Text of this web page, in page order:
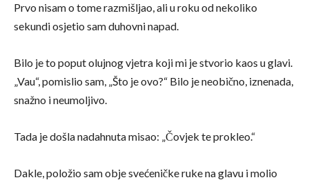
Prvo nisam o tome razmišljao, ali u roku od nekoliko
sekundi osjetio sam duhovni napad.
Bilo je to poput olujnog vjetra koji mi je stvorio kaos u glavi.
„Vau“, pomislio sam, „Što je ovo?“ Bilo je neobično, iznenada,
snažno i neumoljivo.
Tada je došla nadahnuta misao: „Čovjek te prokleo.“
Dakle, položio sam obje svećeničke ruke na glavu i molio